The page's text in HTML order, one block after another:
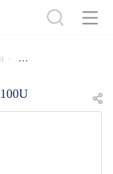
-